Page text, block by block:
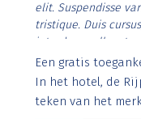
elit. Suspendisse
tristique. Duis
interdum nulla, ut
Aenean faucibus
imperdiet. Nunc ut
Een gratis
In het hotel, de
teken van het